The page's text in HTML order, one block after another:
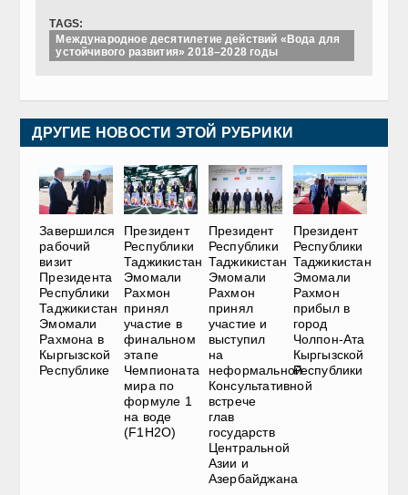
TAGS:
Международное десятилетие действий «Вода для
устойчивого развития» 2018–2028 годы
ДРУГИЕ НОВОСТИ ЭТОЙ РУБРИКИ
Завершился
рабочий
визит
Президента
Республики
Таджикистан
Эмомали
Рахмона в
Кыргызской
Республике
Президент
Республики
Таджикистан
Эмомали
Рахмон
принял
участие в
финальном
этапе
Чемпионата
мира по
формуле 1
на воде
(F1H2O)
Президент
Республики
Таджикистан
Эмомали
Рахмон
принял
участие и
выступил
на
неформальной
Консультативной
встрече
глав
государств
Центральной
Азии и
Азербайджана
Президент
Республики
Таджикистан
Эмомали
Рахмон
прибыл в
город
Чолпон-Ата
Кыргызской
Республики